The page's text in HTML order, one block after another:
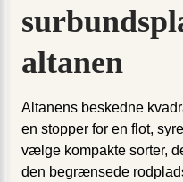
altanen
Altanens beskedne
en stopper for en flot,
vælge kompakte sorter,
den begrænsede